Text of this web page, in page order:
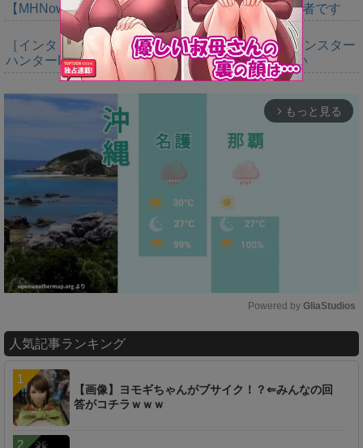
【MHNow】週間1000は上積みの上積みなんで異常者です
［インタビュー］距離を超えて，一緒に狩る。「モンスター
ハンターNow」の新機能 フレンドリンク開発の狙い
arrow_forward_ios もっと見る
u
e
Powered by GliaStudios
人気記事ランキング
【画像】ヨモギちゃんがブサイク！？⇐みんなの回
答がコチラｗｗｗ